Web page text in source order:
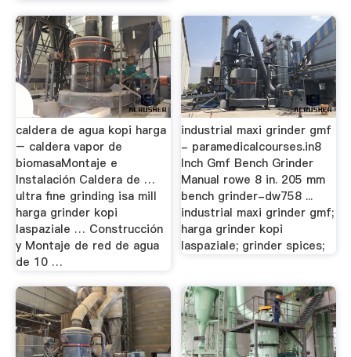
caldera de agua kopi harga
– caldera vapor de
biomasaMontaje e
Instalación Caldera de …
ultra fine grinding isa mill
harga grinder kopi
laspaziale … Construcción
y Montaje de red de agua
de 10 …
industrial maxi grinder gmf
- paramedicalcourses.in8
Inch Gmf Bench Grinder
Manual rowe 8 in. 205 mm
bench grinder-dw758 ...
industrial maxi grinder gmf;
harga grinder kopi
laspaziale; grinder spices;